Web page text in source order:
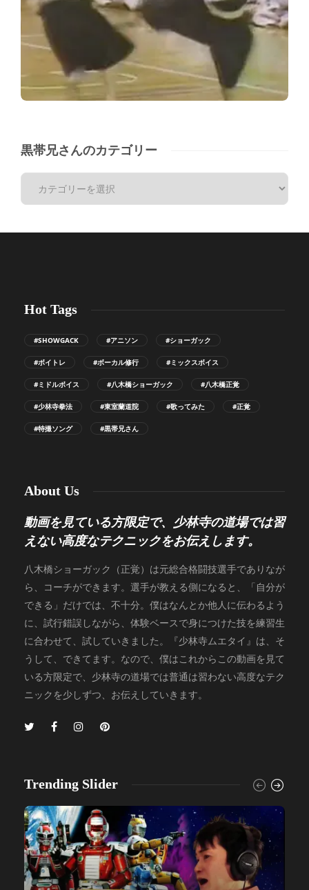
黒帯兄さんのカテゴリー
Hot Tags
#SHOWGACK #アニソン #ショーガック
#ボイトレ #ボーカル修行 #ミックスボイス
#ミドルボイス #八木橋ショーガック #八木橋正覚
#少林寺拳法 #東室蘭道院 #歌ってみた #正覚
#特撮ソング #黒帯兄さん
About Us
動画を見ている方限定で、少林寺の道場では習
えない高度なテクニックをお伝えします。
八木橋ショーガック（正覚）は元総合格闘技選手でありなが
ら、コーチができます。選手が教える側になると、「自分が
できる」だけでは、不十分。僕はなんとか他人に伝わるよう
に、試行錯誤しながら、体験ベースで身につけた技を練習生
に合わせて、試していきました。『少林寺ムエタイ』は、そ
うして、できてます。なので、僕はこれからこの動画を見て
いる方限定で、少林寺の道場では普通は習わない高度なテク
ニックを少しずつ、お伝えしていきます。
Trending Slider